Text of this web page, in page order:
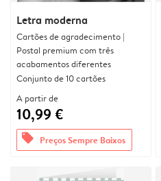
Letra moderna
Cartões de agradecimento |
Postal premium com três
acabamentos diferentes
Conjunto de 10 cartões
A partir de
10,99 €
offers Preços Sempre Baixos